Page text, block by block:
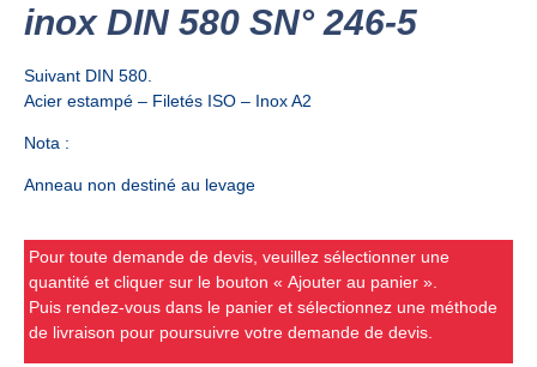
inox DIN 580 SN° 246-5
Suivant DIN 580.
Acier estampé – Filetés ISO – Inox A2
Nota :
Anneau non destiné au levage
Pour toute demande de devis, veuillez sélectionner une
quantité et cliquer sur le bouton « Ajouter au panier ».
Puis rendez-vous dans le panier et sélectionnez une méthode
de livraison pour poursuivre votre demande de devis.